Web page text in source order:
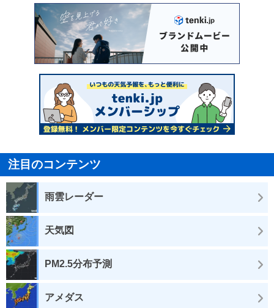
注目のコンテンツ
雨雲レーダー
天気図
PM2.5分布予測
アメダス